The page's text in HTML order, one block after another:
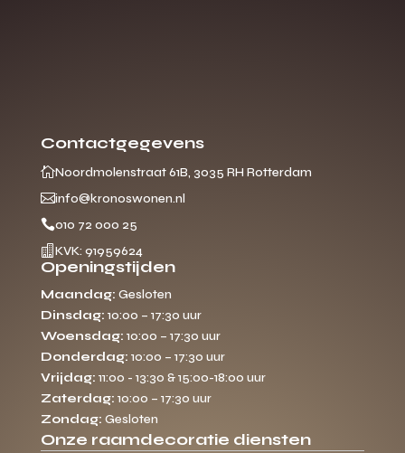
Contactgegevens
Noordmolenstraat 61B, 3035 RH Rotterdam
info@kronoswonen.nl
010 72 000 25
 KVK: 91959624
Openingstijden
Maandag: Gesloten
Dinsdag: 10:00 – 17:30 uur
Woensdag: 10:00 – 17:30 uur
Donderdag: 10:00 – 17:30 uur
Vrijdag: 11:00 - 13:30 & 15:00-18:00 uur
Zaterdag: 10:00 – 17:30 uur
Zondag: Gesloten
Onze raamdecoratie diensten